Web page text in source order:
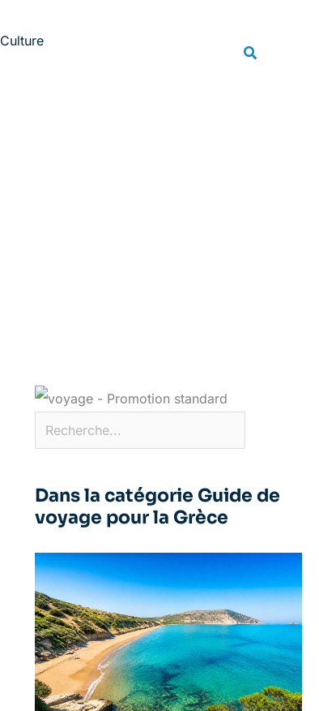
Culture
Dans la catégorie Guide de
voyage pour la Grèce